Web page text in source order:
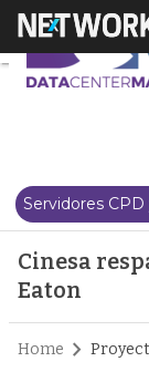
Servidores
Cinesa
Eaton
Home